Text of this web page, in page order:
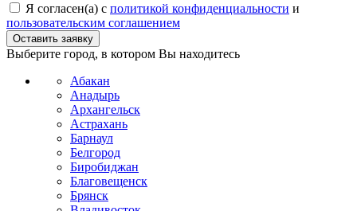
Я согласен(а) с политикой конфиденциальности и
пользовательским соглашением
Выберите город, в котором Вы находитесь
Абакан
Анадырь
Архангельск
Астрахань
Барнаул
Белгород
Биробиджан
Благовещенск
Брянск